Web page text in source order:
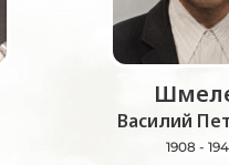
Василий
1908 -